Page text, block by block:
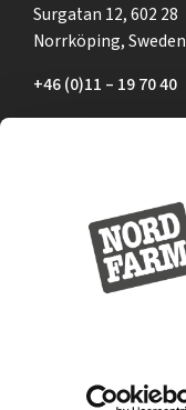
Surgatan 12, 602 28
Norrköping, Sweden
+46 (0)11 – 19 70 40